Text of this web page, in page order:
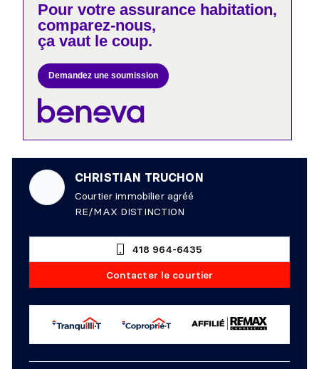
Pour votre assurance habitation,
comparez-nous,
ça vaut le coup.
Demandez une soumission
CHRISTIAN TRUCHON
Courtier immobilier agréé
RE/MAX DISTINCTION
418 964-6435
Contacter le courtier